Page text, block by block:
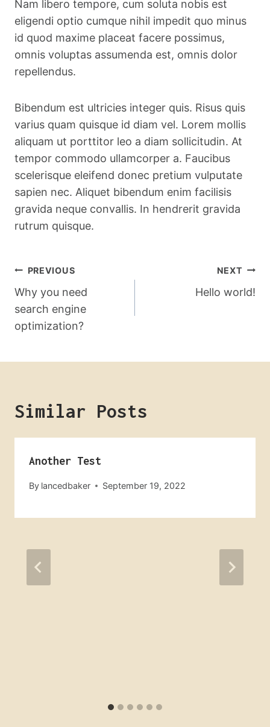
Nam libero tempore, cum soluta nobis est
eligendi optio cumque nihil impedit quo minus
id quod maxime placeat facere possimus,
omnis voluptas assumenda est, omnis dolor
repellendus.
Bibendum est ultricies integer quis. Risus quis
varius quam quisque id diam vel. Lorem mollis
aliquam ut porttitor leo a diam sollicitudin. At
tempor commodo ullamcorper a. Faucibus
scelerisque eleifend donec pretium vulputate
sapien nec. Aliquet bibendum enim facilisis
gravida neque convallis. In hendrerit gravida
rutrum quisque.
Post
Navigation
PREVIOUS
Why you need
search engine
optimization?
NEXT
Hello world!
Similar Posts
Another Test
By lancedbaker September 19, 2022